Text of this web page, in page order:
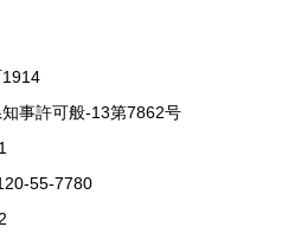
事許可般-13第7862号
55-7780